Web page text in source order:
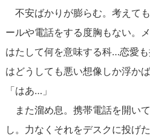
不安ばかりが膨らむ。考えて
ールや電話をする度胸もない。
はたして何を意味する科…恋愛
はどうしても悪い想像しか浮かば
「はあ…」
また溜め息。携帯電話を開い
し。力なくそれをデスクに投げ